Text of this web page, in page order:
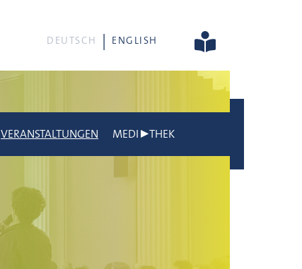
DEUTSCH ENGLISH
VERANSTALTUNGEN MEDI▶THEK